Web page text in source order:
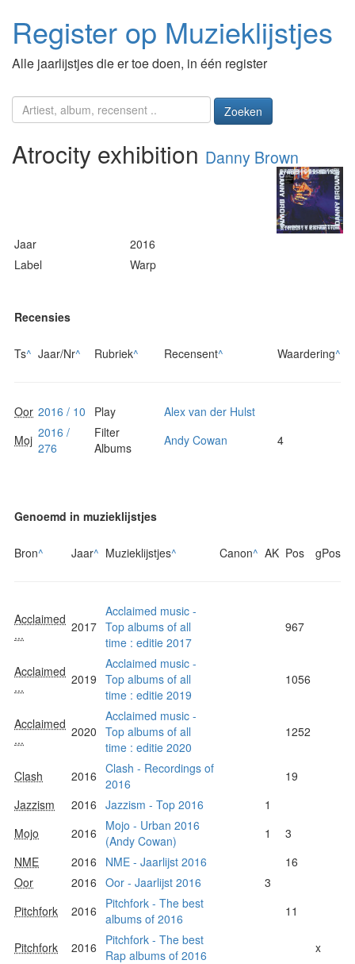
Register op Muzieklijstjes
Alle jaarlijstjes die er toe doen, in één register
Zoeken
Atrocity exhibition Danny Brown
Jaar
2016
Label
Warp
Recensies
Ts^ Jaar/Nr^ Rubriek^ Recensent^ Waardering^
Oor 2016 / 10 Play
Alex van der Hulst
Moj 2016 /
276
Filter
Albums
Andy Cowan 4
Genoemd in muzieklijstjes
Bron^ Jaar^ Muzieklijstjes^ Canon^ AK Pos gPos
Acclaimed
...
2017
Acclaimed music -
Top albums of all
time : editie 2017
967
Acclaimed
...
2019
Acclaimed music -
Top albums of all
time : editie 2019
1056
Acclaimed
...
2020
Acclaimed music -
Top albums of all
time : editie 2020
1252
Clash 2016 Clash - Recordings of
2016
19
Jazzism
2016 Jazzism - Top 2016
1
Mojo
2016
Mojo - Urban 2016
(Andy Cowan)
1
3
NME
2016 NME - Jaarlijst 2016
16
Oor
2016 Oor - Jaarlijst 2016
3
Pitchfork
2016
Pitchfork - The best
albums of 2016
11
Pitchfork 2016
Pitchfork - The best
Rap albums of 2016
x